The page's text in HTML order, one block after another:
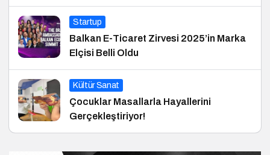
Startup
Balkan E-Ticaret Zirvesi 2025’in Marka
Elçisi Belli Oldu
Kültür Sanat
Çocuklar Masallarla Hayallerini
Gerçekleştiriyor!